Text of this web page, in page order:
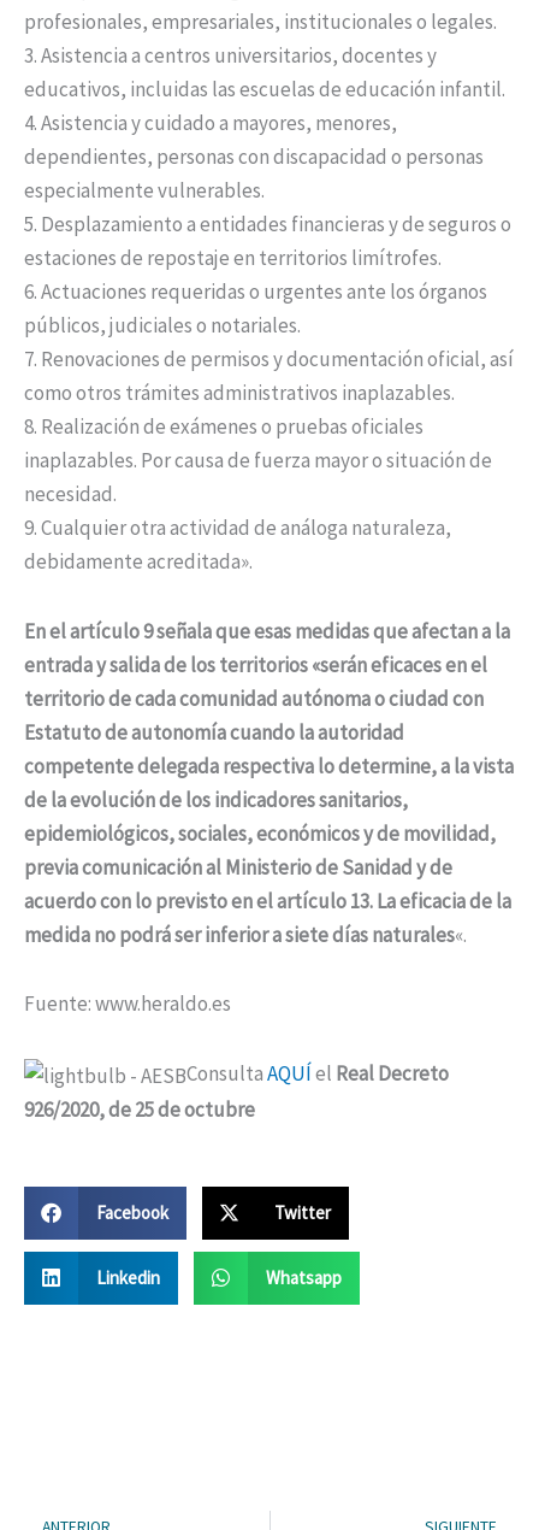
profesionales, empresariales, institucionales o legales.
3. Asistencia a centros universitarios, docentes y
educativos, incluidas las escuelas de educación infantil.
4. Asistencia y cuidado a mayores, menores,
dependientes, personas con discapacidad o personas
especialmente vulnerables.
5. Desplazamiento a entidades financieras y de seguros o
estaciones de repostaje en territorios limítrofes.
6. Actuaciones requeridas o urgentes ante los órganos
públicos, judiciales o notariales.
7. Renovaciones de permisos y documentación oficial, así
como otros trámites administrativos inaplazables.
8. Realización de exámenes o pruebas oficiales
inaplazables. Por causa de fuerza mayor o situación de
necesidad.
9. Cualquier otra actividad de análoga naturaleza,
debidamente acreditada».
En el artículo 9 señala que esas medidas que afectan a la
entrada y salida de los territorios «serán eficaces en el
territorio de cada comunidad autónoma o ciudad con
Estatuto de autonomía cuando la autoridad
competente delegada respectiva lo determine, a la vista
de la evolución de los indicadores sanitarios,
epidemiológicos, sociales, económicos y de movilidad,
previa comunicación al Ministerio de Sanidad y de
acuerdo con lo previsto en el artículo 13. La eficacia de la
medida no podrá ser inferior a siete días naturales«.
Fuente: www.heraldo.es
ConsultaAQUÍel Real Decreto
926/2020, de 25 de octubre
Facebook Twitter
Linkedin Whatsapp